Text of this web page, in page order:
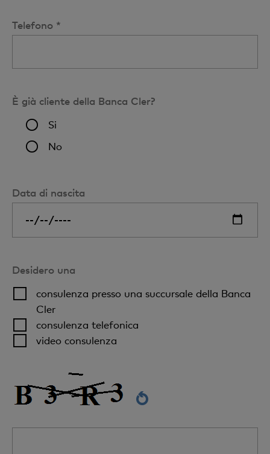
Telefono *
È già cliente della Banca Cler?
Si
No
Data di nascita
Desidero una
consulenza presso una succursale della Banca
Cler
consulenza telefonica
video consulenza